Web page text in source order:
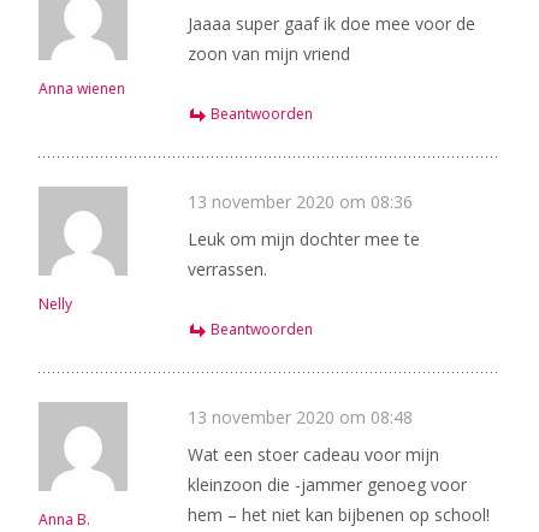
Anna wienen
Jaaaa super gaaf ik doe mee voor de
zoon van mijn vriend
Beantwoorden
Nelly
13 november 2020 om 08:36
Leuk om mijn dochter mee te
verrassen.
Beantwoorden
Anna B.
13 november 2020 om 08:48
Wat een stoer cadeau voor mijn
kleinzoon die -jammer genoeg voor
hem – het niet kan bijbenen op school!